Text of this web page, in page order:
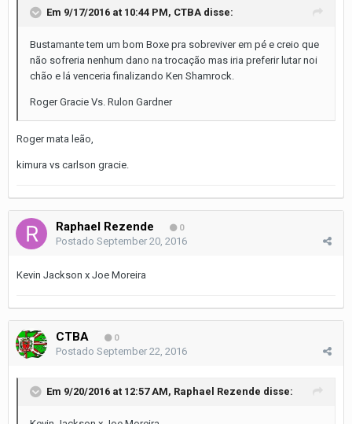
Em 9/17/2016 at 10:44 PM, CTBA disse:
Bustamante tem um bom Boxe pra sobreviver em pé e creio que
não sofreria nenhum dano na trocação mas iria preferir lutar noi
chão e lá venceria finalizando Ken Shamrock.
Roger Gracie Vs. Rulon Gardner
Roger mata leão,
kimura vs carlson gracie.
Raphael Rezende 0
Postado September 20, 2016
Kevin Jackson x Joe Moreira
CTBA 0
Postado September 22, 2016
Em 9/20/2016 at 12:57 AM, Raphael Rezende disse: